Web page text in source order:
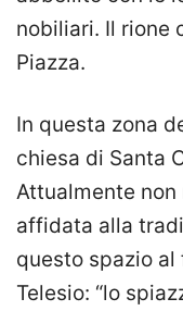
nobiliari. Il rione
Piazza.
In questa zona
chiesa di Santa
Attualmente non
affidata alla
questo spazio
Telesio: “lo